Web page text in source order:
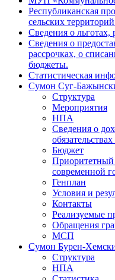
Республиканская
сельских
Сведения о льготах,
Сведения о
рассрочках, о
бюджеты.
Статистическая
Сумон Суг-
Структура
Мероприятия
НПА
Сведения о
Бюджет
современной
Генплан
Условия и
Контакты
Реализуемые
Обращения
МСП
Сумон Бурен-
Структура
НПА